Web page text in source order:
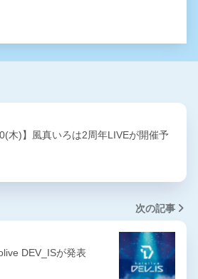
木)】風真いろは2周年LIVEが開催予
次の記事
DEV_ISが発表